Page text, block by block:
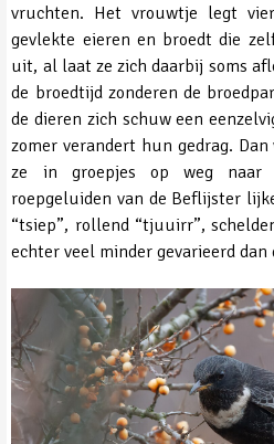
vruchten. Het vrouwtje legt
gevlekte eieren en broedt die
uit, al laat ze zich daarbij soms
de broedtijd zonderen de
de dieren zich schuw een
zomer verandert hun gedrag.
ze in groepjes op weg naar
roepgeluiden van de Beflijster
“tsiep”, rollend “tjuuirr”,
echter veel minder gevarieerd dan